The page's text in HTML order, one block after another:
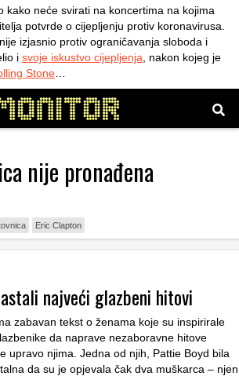
kako neće svirati na koncertima na kojima
potvrde o cijepljenju protiv koronavirusa.
izjasnio protiv ograničavanja sloboda i
i svoje iskustvo cijepljenja , nakon kojeg je
Stone
Eric Clapton
najveći glazbeni hitovi
zabavan tekst o ženama koje su inspirirale
da naprave nezaboravne hitove
upravo njima. Jedna od njih, Pattie Boyd bila
da su je opjevala čak dva muškarca – njen